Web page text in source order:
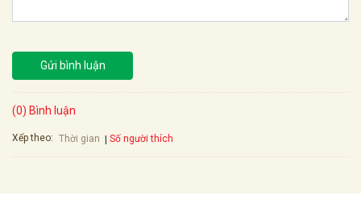
Gửi bình luận
(0) Bình luận
Xếp theo: Thời gian Số người thích